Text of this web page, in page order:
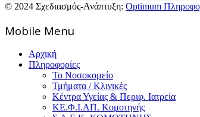
© 2024 Σχεδιασμός-Ανάπτυξη: Optimum
Mοbile Menu
Αρχική
Πληροφορίες
Το Νοσοκομείο
Τμήματα / Κλινικές
Κέντρα Υγείας & Περιφ. Ιατρεία
ΚΕ.Φ.Ι.ΑΠ. Κομοτηνής